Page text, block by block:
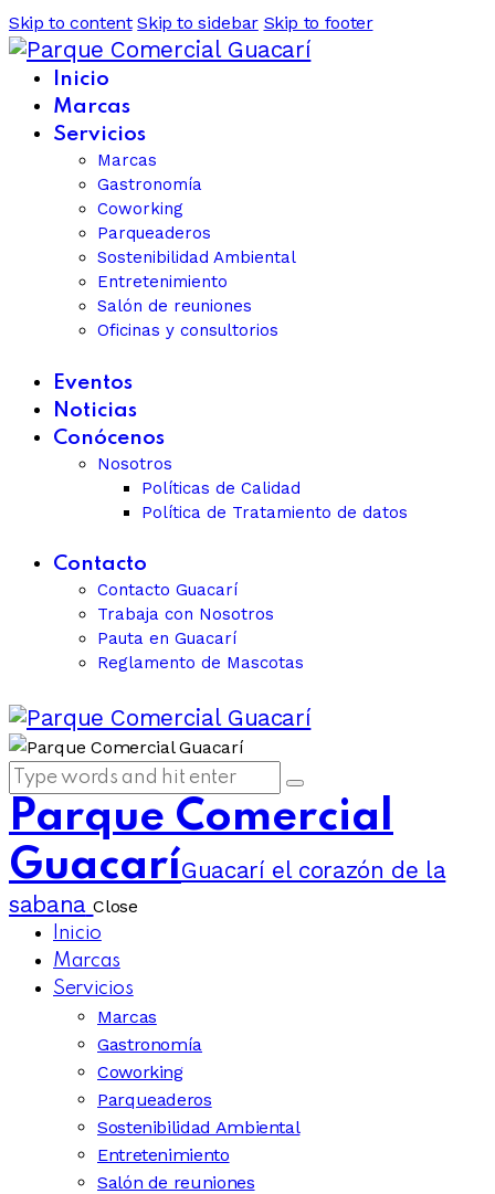
Skip to content Skip to sidebar Skip to footer
Inicio
Marcas
Servicios
Marcas
Gastronomía
Coworking
Parqueaderos
Sostenibilidad Ambiental
Entretenimiento
Salón de reuniones
Oficinas y consultorios
Eventos
Noticias
Conócenos
Nosotros
Políticas de Calidad
Política de Tratamiento de datos
Contacto
Contacto Guacarí
Trabaja con Nosotros
Pauta en Guacarí
Reglamento de Mascotas
Parque Comercial
GuacaríGuacarí el corazón de la
sabana Close
Inicio
Marcas
Servicios
Marcas
Gastronomía
Coworking
Parqueaderos
Sostenibilidad Ambiental
Entretenimiento
Salón de reuniones